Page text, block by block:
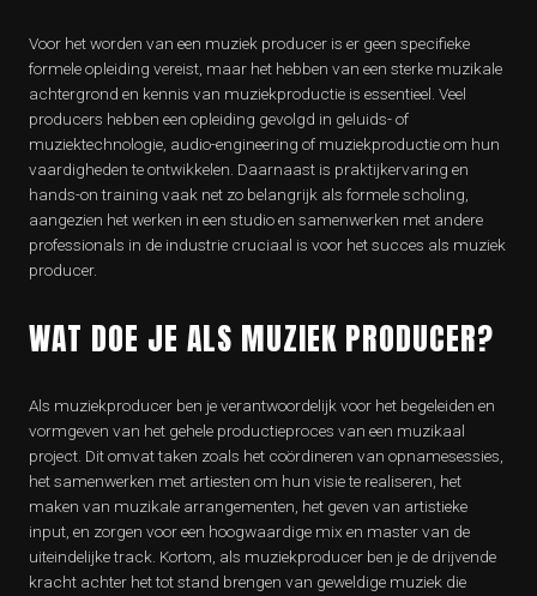
Voor het worden van een muziek producer is er geen specifieke
formele opleiding vereist, maar het hebben van een sterke muzikale
achtergrond en kennis van muziekproductie is essentieel. Veel
producers hebben een opleiding gevolgd in geluids- of
muziektechnologie, audio-engineering of muziekproductie om hun
vaardigheden te ontwikkelen. Daarnaast is praktijkervaring en
hands-on training vaak net zo belangrijk als formele scholing,
aangezien het werken in een studio en samenwerken met andere
professionals in de industrie cruciaal is voor het succes als muziek
producer.
WAT DOE JE ALS MUZIEK PRODUCER?
Als muziekproducer ben je verantwoordelijk voor het begeleiden en
vormgeven van het gehele productieproces van een muzikaal
project. Dit omvat taken zoals het coördineren van opnamesessies,
het samenwerken met artiesten om hun visie te realiseren, het
maken van muzikale arrangementen, het geven van artistieke
input, en zorgen voor een hoogwaardige mix en master van de
uiteindelijke track. Kortom, als muziekproducer ben je de drijvende
kracht achter het tot stand brengen van geweldige muziek die